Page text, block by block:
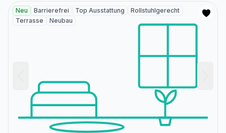
Neu Barrierefrei Top Ausstattung
Rollstuhlgerecht
Terrasse
Neubau